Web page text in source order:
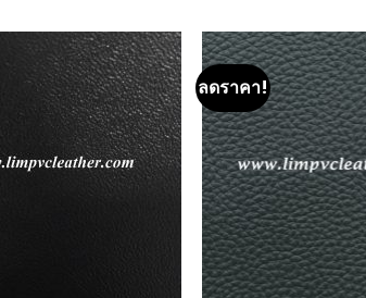
Add to
Wishlist
ลดราคา!